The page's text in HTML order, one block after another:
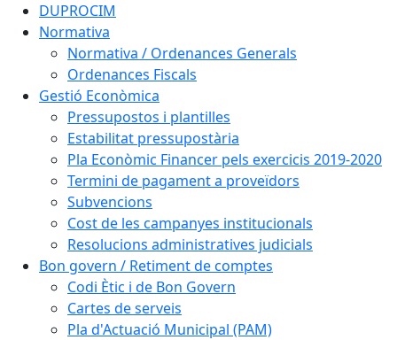
DUPROCIM
Normativa
Normativa / Ordenances Generals
Ordenances Fiscals
Gestió Econòmica
Pressupostos i plantilles
Estabilitat pressupostària
Pla Econòmic Financer pels exercicis 2019-2020
Termini de pagament a proveïdors
Subvencions
Cost de les campanyes institucionals
Resolucions administratives judicials
Bon govern / Retiment de comptes
Codi Ètic i de Bon Govern
Cartes de serveis
Pla d'Actuació Municipal (PAM)